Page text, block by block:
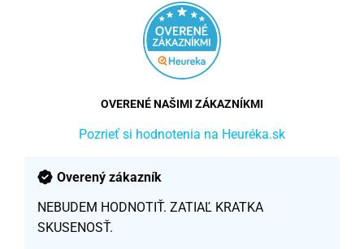
OVERENÉ NAŠIMI ZÁKAZNÍKMI
Pozrieť si hodnotenia na Heuréka.sk
Overený zákazník
NEBUDEM HODNOTIŤ. ZATIAĽ KRATKA
SKUSENOSŤ.